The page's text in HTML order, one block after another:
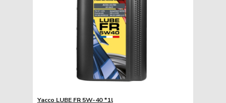
Yacco LUBE FR 5W-40 *1l